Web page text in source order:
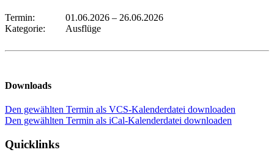
Termin: 01.06.2026 – 26.06.2026
Kategorie:
Ausflüge
Downloads
Den gewählten Termin als VCS-Kalenderdatei downloaden
Den gewählten Termin als iCal-Kalenderdatei downloaden
Quicklinks